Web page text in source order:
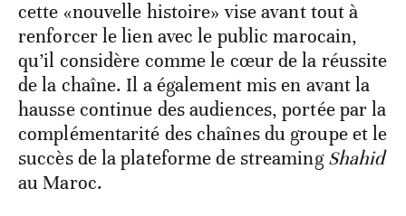
cette «nouvelle histoire» vise avant tout à
renforcer le lien avec le public marocain,
qu’il considère comme le cœur de la réussite
de la chaîne. Il a également mis en avant la
hausse continue des audiences, portée par la
complémentarité des chaînes du groupe et le
succès de la plateforme de streamingShahid
au Maroc.